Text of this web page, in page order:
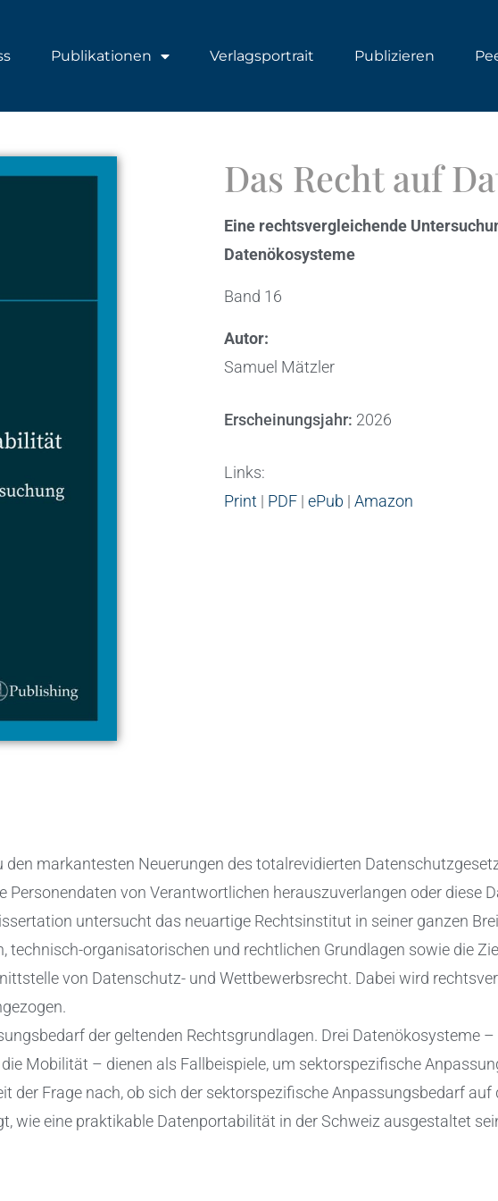
Publikationen Verlagsportrait Publizieren
Das Recht auf
Eine rechtsvergleichende
Datenökosysteme
Band 16
Autor:
Samuel Mätzler
Erscheinungsjahr: 2026
Links:
Print | PDF | ePub | Amazon
markantesten Neuerungen des totalrevidierten
Personendaten von Verantwortlichen herauszuverlangen oder diese
untersucht das neuartige Rechtsinstitut in seiner ganzen
technisch-organisatorischen und rechtlichen Grundlagen sowie die
von Datenschutz- und Wettbewerbsrecht. Dabei wird
der geltenden Rechtsgrundlagen. Drei Datenökosysteme –
Mobilität – dienen als Fallbeispiele, um sektorspezifische
der Frage nach, ob sich der sektorspezifische Anpassungsbedarf
wie eine praktikable Datenportabilität in der Schweiz ausgestaltet